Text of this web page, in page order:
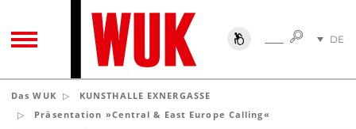
TOGGLE NAVIGATIONSUCHESUCHE
DE
Das WUK
KUNSTHALLE EXNERGASSE
Präsentation »Central & East Europe Calling«